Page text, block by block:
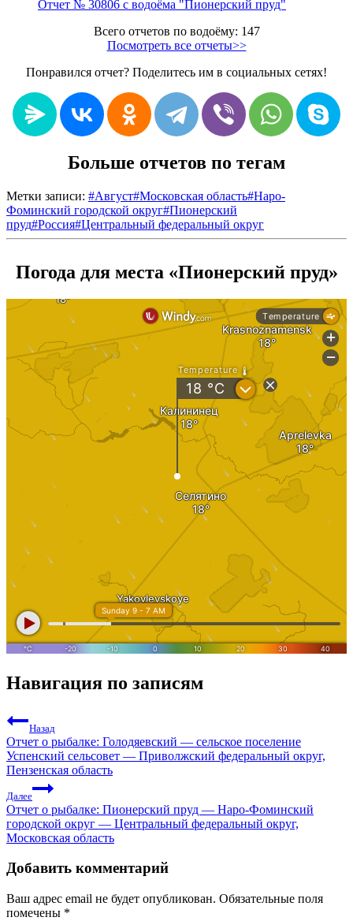
Отчет № 30806 с водоёма "Пионерский пруд"
Всего отчетов по водоёму: 147
Посмотреть все отчеты>>
Понравился отчет? Поделитесь им в социальных сетях!
Больше отчетов по тегам
Метки записи: #Август#Московская область#Наро-
Фоминский городской округ#Пионерский
пруд#Россия#Центральный федеральный округ
Погода для места «Пионерский пруд»
Навигация по записям
Назад
Отчет о рыбалке: Голодяевский — сельское поселение
Успенский сельсовет — Приволжский федеральный округ,
Пензенская область
Далее
Отчет о рыбалке: Пионерский пруд — Наро-Фоминский
городской округ — Центральный федеральный округ,
Московская область
Добавить комментарий
Ваш адрес email не будет опубликован. Обязательные поля
помечены *